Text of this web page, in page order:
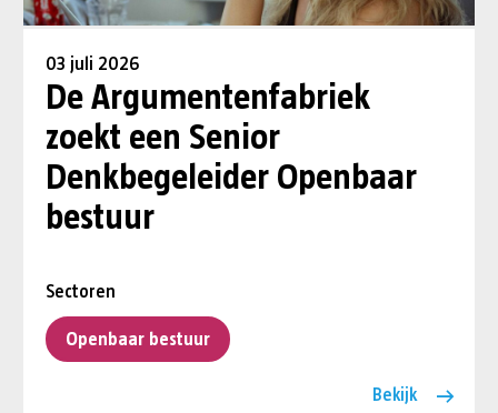
03 juli 2026
De Argumentenfabriek
zoekt een Senior
Denkbegeleider Openbaar
bestuur
Sectoren
Openbaar bestuur
Bekijk